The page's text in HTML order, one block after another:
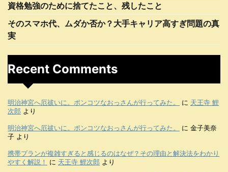
資格勉強のために捨てたこと、残したこと
そのスマホ代、ムダか否か？大手キャリア高すぎ問題の真
実
Recent Comments
明治神宮へ厄祓いに。ポンコツなおっさんが行ってみた。 に 天王寺 鯉
次郎 より
明治神宮へ厄祓いに。ポンコツなおっさんが行ってみた。 に 金子美奈
子 より
携帯プランが複雑すぎると感じるのはなぜ？その理由と解決法をわかり
やすく解説！
に 天王寺 鯉次郎 より